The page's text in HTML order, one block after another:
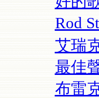
Rod
艾瑞
最佳
布雷